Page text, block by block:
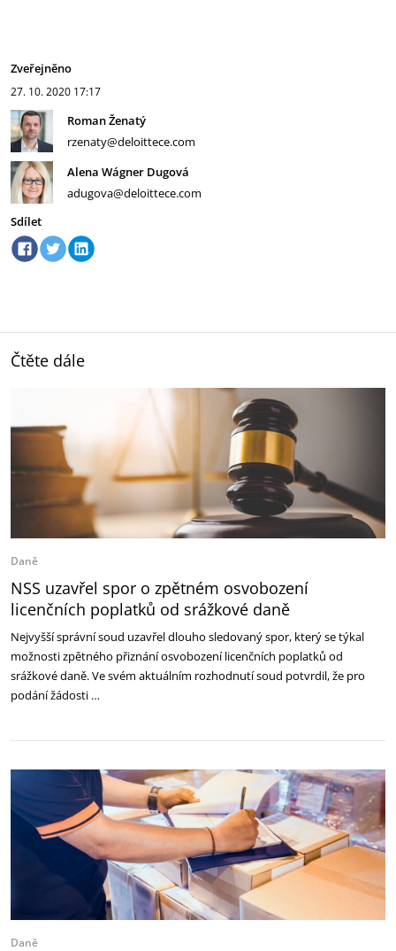
Zveřejněno
27. 10. 2020 17:17
Roman Ženatý
rzenaty@deloittece.com
Alena Wágner Dugová
adugova@deloittece.com
Sdílet
Čtěte dále
Daně
NSS uzavřel spor o zpětném osvobození
licenčních poplatků od srážkové daně
Nejvyšší správní soud uzavřel dlouho sledovaný spor, který se týkal
možnosti zpětného přiznání osvobození licenčních poplatků od
srážkové daně. Ve svém aktuálním rozhodnutí soud potvrdil, že pro
podání žádosti …
Daně